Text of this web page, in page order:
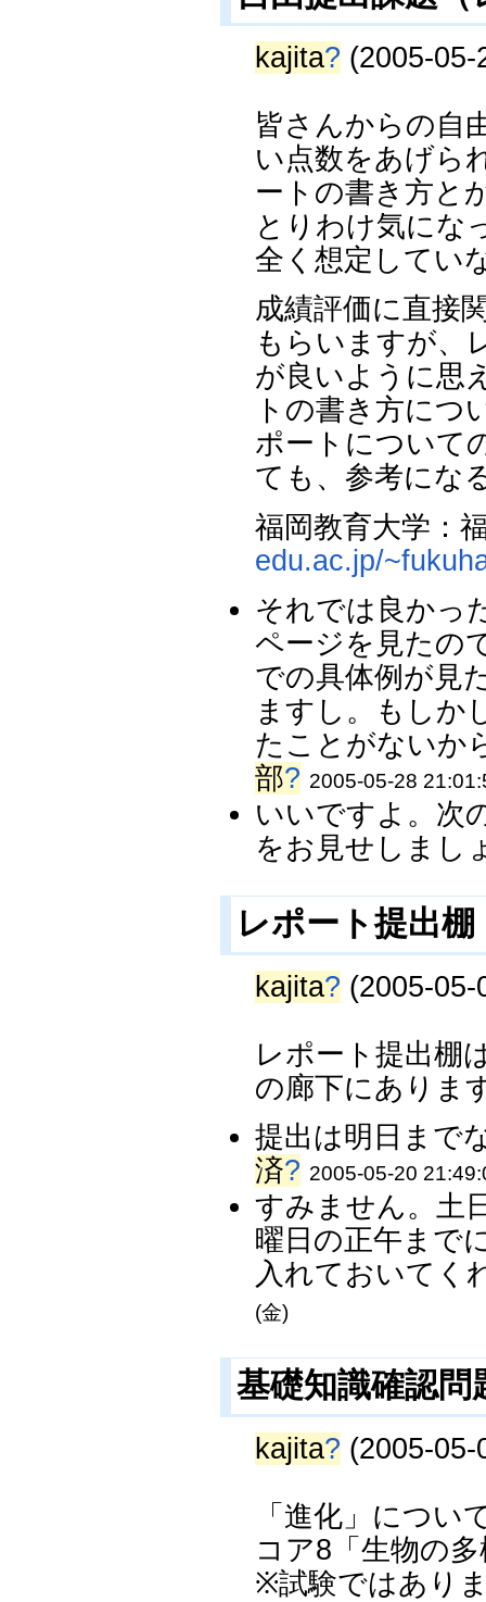
kajita? (2005-
皆さんからの自
い点数をあげら
ートの書き方と
とりわけ気にな
全く想定してい
成績評価に直接
もらいますが、
が良いように思
トの書き方につ
ポートについて
ても、参考にな
福岡教育大学：
edu.ac.jp/
それでは良かっ
ページを見たの
での具体例が見
ますし。もしか
たことがないか
部? 2005-05-28
いいですよ。次
をお見せしまし
レポート提出棚
kajita? (2005-
レポート提出棚
の廊下にありま
提出は明日まで
済? 2005-05-20
すみません。土
曜日の正午まで
入れておいてく
(金)
基礎知識確認
kajita? (2005-
「進化」につい
コア8「生物の
※試験ではあり